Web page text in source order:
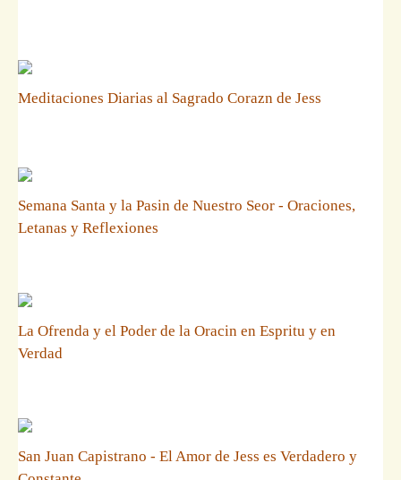
Meditaciones Diarias al Sagrado Corazn de Jess
Semana Santa y la Pasin de Nuestro Seor - Oraciones,
Letanas y Reflexiones
La Ofrenda y el Poder de la Oracin en Espritu y en
Verdad
San Juan Capistrano - El Amor de Jess es Verdadero y